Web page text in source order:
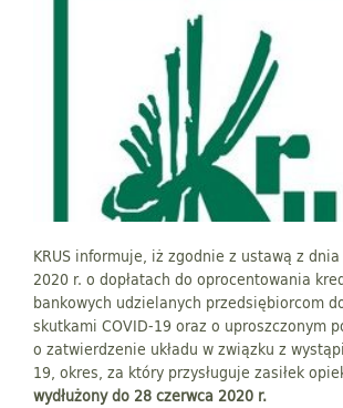
KRUS informuje, iż zgodnie z ustawą z
2020 r. o dopłatach do oprocentowania
bankowych udzielanych przedsiębiorcom
skutkami COVID-19 oraz o uproszczonym
o zatwierdzenie układu w związku z
19, okres, za który przysługuje zasiłek
wydłużony do 28 czerwca 2020 r.